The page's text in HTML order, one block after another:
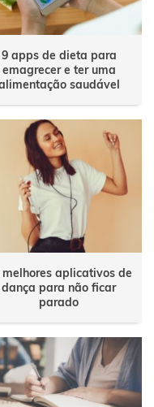
9 apps de dieta para
emagrecer e ter uma
saudável
melhores aplicativos de
dança para não ficar
parado